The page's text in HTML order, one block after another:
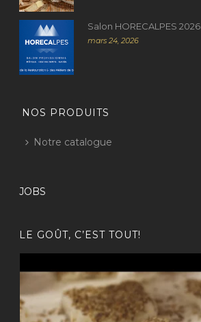
Salon HORECALPES 2026
mars 24, 2026
NOS PRODUITS
Notre catalogue
JOBS
LE GOÛT, C’EST TOUT!